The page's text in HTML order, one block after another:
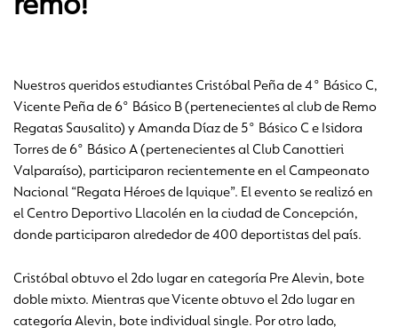
remo!
Nuestros queridos estudiantes Cristóbal Peña de 4° Básico C,
Vicente Peña de 6° Básico B (pertenecientes al club de Remo
Regatas Sausalito) y Amanda Díaz de 5° Básico C e Isidora
Torres de 6° Básico A (pertenecientes al Club Canottieri
Valparaíso), participaron recientemente en el Campeonato
Nacional “Regata Héroes de Iquique”. El evento se realizó en
el Centro Deportivo Llacolén en la ciudad de Concepción,
donde participaron alrededor de 400 deportistas del país.
Cristóbal obtuvo el 2do lugar en categoría Pre Alevin, bote
doble mixto. Mientras que Vicente obtuvo el 2do lugar en
categoría Alevin, bote individual single. Por otro lado,